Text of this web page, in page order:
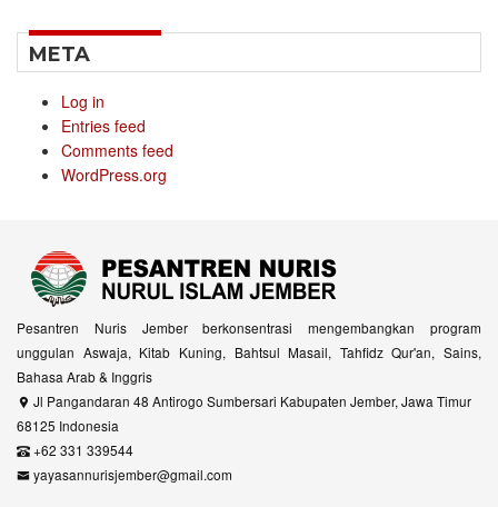
META
Log in
Entries feed
Comments feed
WordPress.org
Pesantren Nuris Jember berkonsentrasi mengembangkan program
unggulan Aswaja, Kitab Kuning, Bahtsul Masail, Tahfidz Qur'an, Sains,
Bahasa Arab & Inggris
Jl Pangandaran 48 Antirogo Sumbersari Kabupaten Jember, Jawa Timur
68125 Indonesia
+62 331 339544
yayasannurisjember@gmail.com